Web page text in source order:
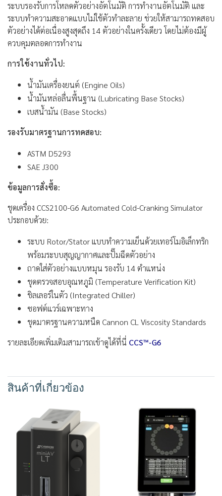
ระบบรองรับการโหลดตัวอย่างอัตโนมัติ การทำงานอัตโนมัติ และ
ระบบทำความสะอาดแบบไม่ใช้ตัวทำละลาย ช่วยให้สามารถทดสอบ
ตัวอย่างได้ต่อเนื่องสูงสุดถึง 14 ตัวอย่างในครั้งเดียว โดยไม่ต้องมีผู้
ควบคุมตลอดการทำงาน
การใช้งานทั่วไป:
น้ำมันเครื่องยนต์ (Engine Oils)
น้ำมันหล่อลื่นพื้นฐาน (Lubricating Base Stocks)
เบสน้ำมัน (Base Stocks)
รองรับมาตรฐานการทดสอบ:
ASTM D5293
SAE J300
ข้อมูลการสั่งซื้อ:
ชุดเครื่อง CCS2100-G6 Automated Cold-Cranking Simulator
ประกอบด้วย:
ระบบ Rotor/Stator แบบทำความเย็นด้วยเทอร์โมอิเล็กทริก
พร้อมระบบสุญญากาศและปั๊มฉีดตัวอย่าง
ถาดใส่ตัวอย่างแบบหมุน รองรับ 14 ตำแหน่ง
ชุดตรวจสอบอุณหภูมิ (Temperature Verification Kit)
ชิลเลอร์ในตัว (Integrated Chiller)
ซอฟต์แวร์เฉพาะทาง
ชุดมาตรฐานความหนืด Cannon CL Viscosity Standards
รายละเอียดเพิ่มเติมสามารถเข้าดูได้ที่นี่ CCS™-G6
สินค้าที่เกี่ยวข้อง